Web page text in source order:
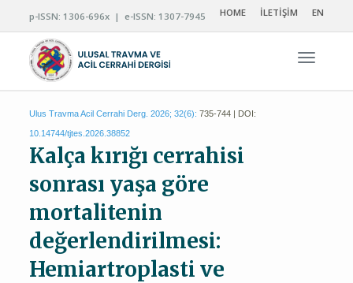
p-ISSN: 1306-696x | e-ISSN: 1307-7945 HOME İLETİŞİM EN
Ulus Travma Acil Cerrahi Derg. 2026; 32(6): 735-744 | DOI:
10.14744/tjtes.2026.38852
Kalça kırığı cerrahisi
sonrası yaşa göre
mortalitenin
değerlendirilmesi:
Hemiartroplasti ve